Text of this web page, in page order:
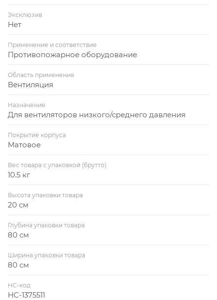
Эксклюзив
Нет
Применение и соответствие
Противопожарное оборудование
Область применения
Вентиляция
Назначение
Для вентиляторов низкого/среднего давления
Покрытие корпуса
Матовое
Вес товара с упаковкой (брутто)
10.5 кг
Высота упаковки товара
20 см
Глубина упаковки товара
80 см
Ширина упаковки товара
80 см
НС-код
НС-1375511